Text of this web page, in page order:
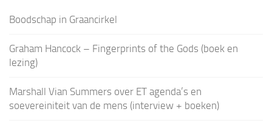
Boodschap in Graancirkel
Graham Hancock – Fingerprints of the Gods (boek en
lezing)
Marshall Vian Summers over ET agenda’s en
soevereiniteit van de mens (interview + boeken)